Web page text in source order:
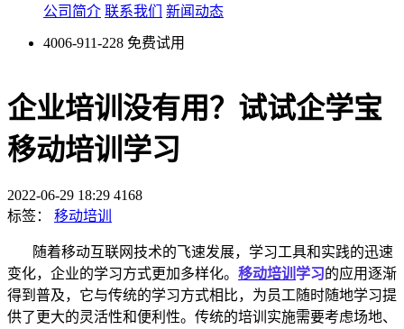
公司简介 联系我们 新闻动态
4006-911-228 免费试用
企业培训没有用？试试企学宝
移动培训学习
2022-06-29 18:29 4168
标签：
移动培训
随着移动互联网技术的飞速发展，学习工具和实践的迅速
变化，企业的学习方式更加多样化。 移动培训 学习的应用逐渐
得到普及，它与传统的学习方式相比，为员工随时随地学习提
供了更大的灵活性和便利性。传统的培训实施需要考虑场地、